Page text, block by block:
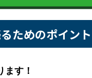
ためのポイント
す！